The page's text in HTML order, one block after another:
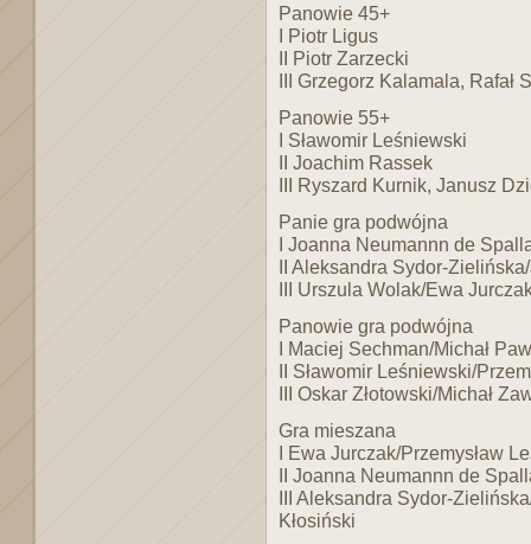
Panowie 45+
I Piotr Ligus
II Piotr Zarzecki
III Grzegorz Kalamala, Rafał
Panowie 55+
I Sławomir Leśniewski
II Joachim Rassek
III Ryszard Kurnik, Janusz
Panie gra podwójna
I Joanna Neumannn de
II Aleksandra Sydor-
III Urszula Wolak/Ewa
Panowie gra podwójna
I Maciej Sechman/Michał
II Sławomir Leśniewski/
III Oskar Złotowski/Michał
Gra mieszana
I Ewa Jurczak/Przemysław
II Joanna Neumannn de
III Aleksandra Sydor-
Kłosiński